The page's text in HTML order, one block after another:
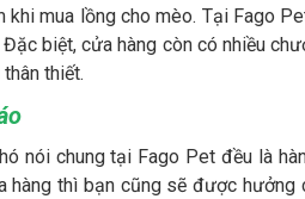
khi mua lồng cho mèo. Tại Fago
biệt, cửa hàng còn có nhiều
thiết.
nói chung tại Fago Pet đều là
thì bạn cũng sẽ được hưởng